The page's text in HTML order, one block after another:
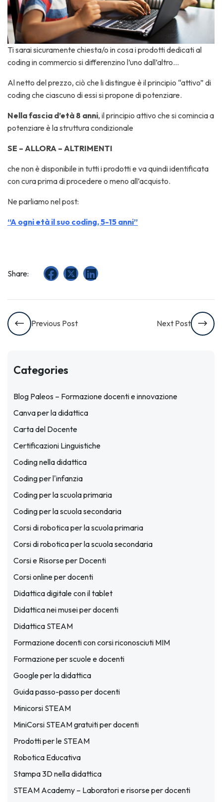
Ti sarai sicuramente chiesta/o in cosa i prodotti dedicati al
coding in commercio si differenzino l’uno dall’altro…
Al netto del prezzo, ciò che li distingue è il principio “attivo” di
coding che ciascuno di essi si propone di potenziare.
Nella fascia d’età 8 anni, il principio attivo che si comincia a
potenziare è la struttura condizionale
SE – ALLORA – ALTRIMENTI
che non è disponibile in tutti i prodotti e va quindi identificata
con cura prima di procedere o meno all’acquisto.
Ne parliamo nel post:
“A ogni età il suo coding, 5-15 anni”
Share:
Previous Post Next Post
Categories
Blog Paleos – Formazione docenti e innovazione
Canva per la didattica
Carta del Docente
Certificazioni Linguistiche
Coding nella didattica
Coding per l'infanzia
Coding per la scuola primaria
Coding per la scuola secondaria
Corsi di robotica per la scuola primaria
Corsi di robotica per la scuola secondaria
Corsi e Risorse per Docenti
Corsi online per docenti
Didattica digitale con il tablet
Didattica nei musei per docenti
Didattica STEAM
Formazione docenti con corsi riconosciuti MIM
Formazione per scuole e docenti
Google per la didattica
Guida passo-passo per docenti
Minicorsi STEAM
MiniCorsi STEAM gratuiti per docenti
Prodotti per le STEAM
Robotica Educativa
Stampa 3D nella didattica
STEAM Academy – Laboratori e risorse per docenti